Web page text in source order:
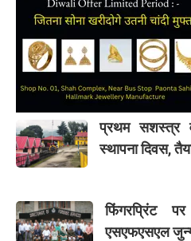
प्रथम सशस्त्र
स्थापना दिवस,
फिंगरप्रिंट
एसएफएसएल